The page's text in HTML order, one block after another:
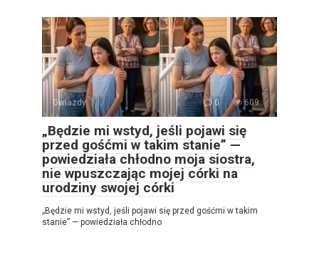
Gwiazdy 0 609
„Będzie mi wstyd, jeśli pojawi się
przed gośćmi w takim stanie” —
powiedziała chłodno moja siostra,
nie wpuszczając mojej córki na
urodziny swojej córki
„Będzie mi wstyd, jeśli pojawi się przed gośćmi w takim
stanie” — powiedziała chłodno